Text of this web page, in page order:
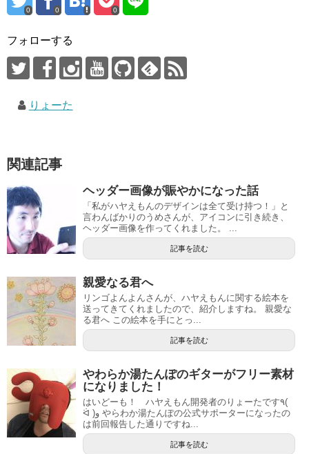
0 0 0
フォローする
りょーた
関連記事
ヘッダー画像が賑やかになった話
「私がハヤえもんのデザインは全て受け持つ！」と
言わんばかりのうめさんが、アイコンに引き続き、
ヘッダー画像を作ってくれました。 ...
記事を読む
親愛なる君へ
リンゴよんよんさんが、ハヤえもんに関する絵本を
送ってきてくれましたので、紹介しますね。 親愛な
る君へ この絵本を手にとっ...
記事を読む
やわらか湯たんぽのギターがフリー素材
になりました！
はいどーも！ ハヤえもん開発者のりょーたです٩(
ᐛ )و やらわか湯たんぽの公式サポーターになったの
は前回報告した通りですね...
記事を読む